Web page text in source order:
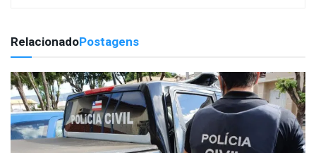
RelacionadoPostagens